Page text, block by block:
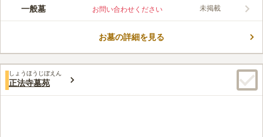
永代供養墓は、合祀で納骨される「通常納骨」、骨壷の状態で3
ています。 130のロッカーがある堂内は、冷暖房完備で快適にお
す。
口コミ評価
みんなの評価
50代男性
近くには、お花やろうそくを買う専門店はなく、ディスカウント
一般墓 お問い合わせください 未掲載
お墓の詳細を見る
しょうほうじぼえん
正法寺墓苑